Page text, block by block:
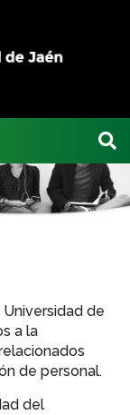
de
a la
de personal.
del